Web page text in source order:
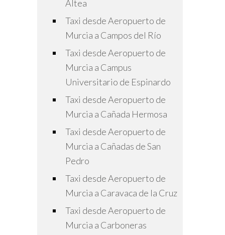
Altea
Taxi desde Aeropuerto de
Murcia a Campos del Río
Taxi desde Aeropuerto de
Murcia a Campus
Universitario de Espinardo
Taxi desde Aeropuerto de
Murcia a Cañada Hermosa
Taxi desde Aeropuerto de
Murcia a Cañadas de San
Pedro
Taxi desde Aeropuerto de
Murcia a Caravaca de la Cruz
Taxi desde Aeropuerto de
Murcia a Carboneras